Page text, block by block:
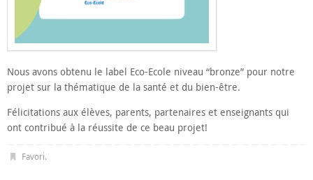
Nous avons obtenu le label Eco-Ecole niveau “bronze” pour notre
projet sur la thématique de la santé et du bien-être.
Félicitations aux élèves, parents, partenaires et enseignants qui
ont contribué à la réussite de ce beau projet!
Favori.